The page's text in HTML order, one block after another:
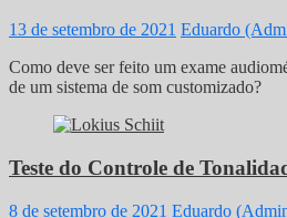
13 de setembro de 2021 Eduardo
Como deve ser feito um exame
de um sistema de som customizado?
Teste do Controle de
8 de setembro de 2021 Eduardo